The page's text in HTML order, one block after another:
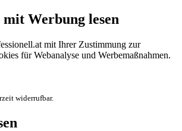
Werbung lesen
mit Ihrer Zustimmung zur
für Webanalyse und Werbemaßnahmen.
widerrufbar.